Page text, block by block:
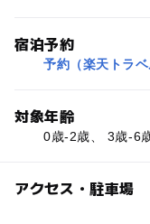
宿泊予約
予約（楽天トラ
対象年齢
0歳-2歳、 3歳-6
アクセス・駐車場